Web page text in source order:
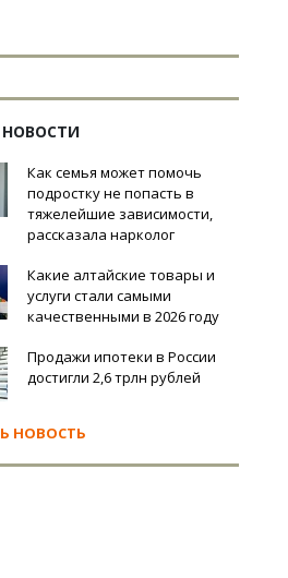
Как семья может помочь
подростку не попасть в
тяжелейшие зависимости,
рассказала нарколог
Какие алтайские товары и
услуги стали самыми
качественными в 2026 году
Продажи ипотеки в России
достигли 2,6 трлн рублей
НОВОСТЬ